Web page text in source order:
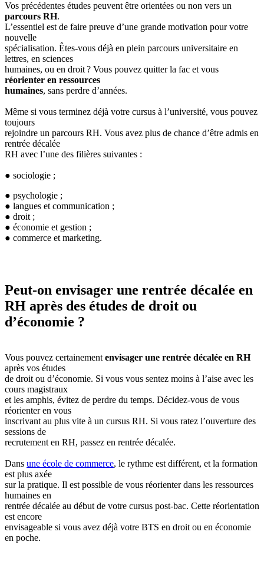
Vos précédentes études peuvent être orientées ou non vers un
parcours RH.
L’essentiel est de faire preuve d’une grande motivation pour votre
nouvelle
spécialisation. Êtes-vous déjà en plein parcours universitaire en
lettres, en sciences
humaines, ou en droit ? Vous pouvez quitter la fac et vous
réorienter en ressources
humaines, sans perdre d’années.
Même si vous terminez déjà votre cursus à l’université, vous pouvez
toujours
rejoindre un parcours RH. Vous avez plus de chance d’être admis en
rentrée décalée
RH avec l’une des filières suivantes :
● sociologie ;
● psychologie ;
● langues et communication ;
● droit ;
● économie et gestion ;
● commerce et marketing.
Peut-on envisager une rentrée décalée en
RH après des études de droit ou
d’économie ?
Vous pouvez certainement envisager une rentrée décalée en RH
après vos études
de droit ou d’économie. Si vous vous sentez moins à l’aise avec les
cours magistraux
et les amphis, évitez de perdre du temps. Décidez-vous de vous
réorienter en vous
inscrivant au plus vite à un cursus RH. Si vous ratez l’ouverture des
sessions de
recrutement en RH, passez en rentrée décalée.
Dans une école de commerce, le rythme est différent, et la formation
est plus axée
sur la pratique. Il est possible de vous réorienter dans les ressources
humaines en
rentrée décalée au début de votre cursus post-bac. Cette réorientation
est encore
envisageable si vous avez déjà votre BTS en droit ou en économie
en poche.